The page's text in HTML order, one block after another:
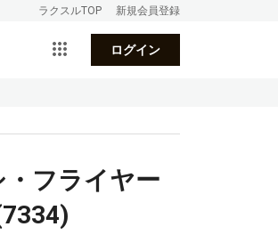
ラクスルTOP 新規会員登録
ログイン
フライヤー